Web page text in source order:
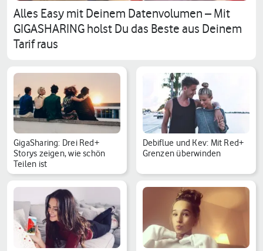
Alles Easy mit Deinem Datenvolumen – Mit
GIGASHARING holst Du das Beste aus Deinem
Tarif raus
GigaSharing: Drei Red+
Storys zeigen, wie schön
Teilen ist
Debiflue und Kev: Mit Red+
Grenzen überwinden